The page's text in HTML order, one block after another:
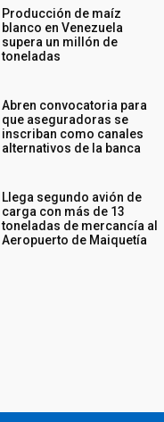
Producción de maíz
blanco en Venezuela
supera un millón de
toneladas
Abren convocatoria para
que aseguradoras se
inscriban como canales
alternativos de la banca
Llega segundo avión de
carga con más de 13
toneladas de mercancía al
Aeropuerto de Maiquetía